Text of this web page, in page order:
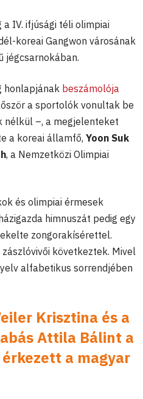
IV. ifjúsági téli olimpiai
koreai Gangwon városának
jégcsarnokában.
honlapjának beszámolója
a sportolók vonultak be
nélkül –, a megjelenteket
a koreai államfő, Yoon Suk
, a Nemzetközi Olimpiai
és olimpiai érmesek
himnuszát pedig egy
zongorakísérettel.
következtek. Mivel
alfabetikus sorrendjében
Krisztina és a
Attila Bálint a
a magyar